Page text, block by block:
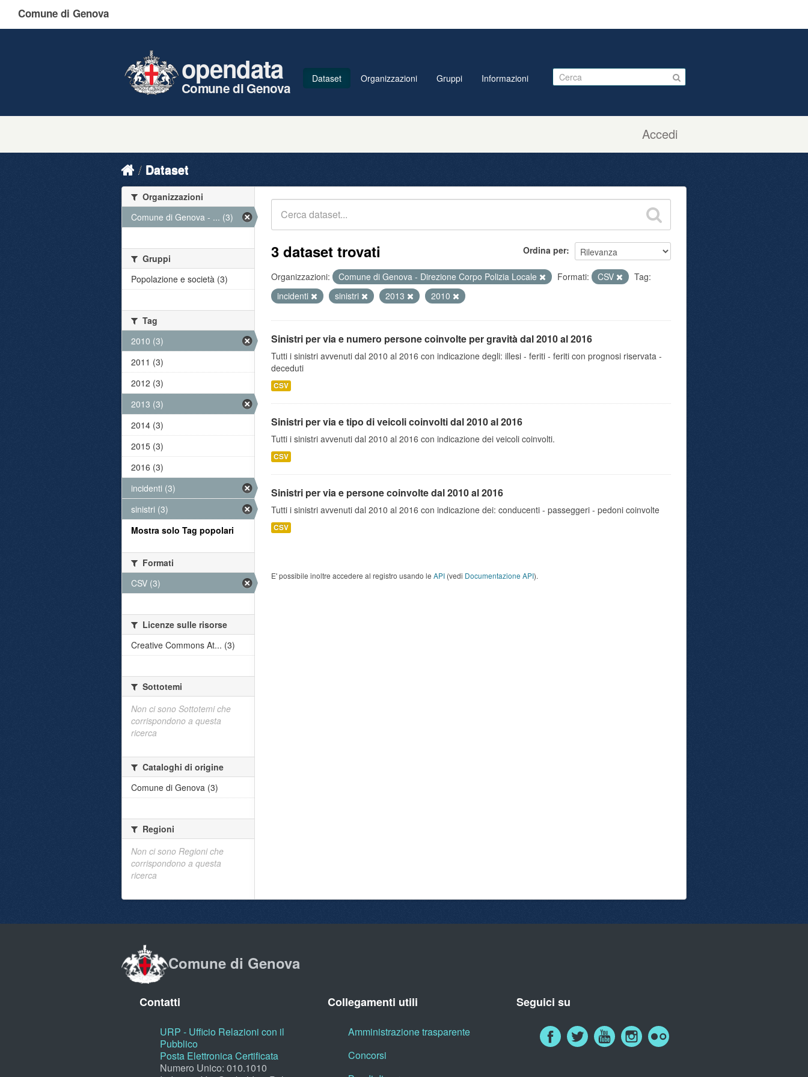
Comune di Genova
Accedi
opendata
Comune di Genova
Dataset Organizzazioni Gruppi Informazioni
Dataset
Ordina per
3 dataset trovati
Organizzazioni: Comune di Genova - Direzione Corpo Polizia Locale Formati: CSV
Tag:
incidenti
sinistri 2013 2010
Sinistri per via e numero persone coinvolte per gravità dal 2010 al 2016
Tutti i sinistri avvenuti dal 2010 al 2016 con indicazione degli: illesi - feriti - feriti con prognosi riservata -
deceduti
CSV
Sinistri per via e tipo di veicoli coinvolti dal 2010 al 2016
Tutti i sinistri avvenuti dal 2010 al 2016 con indicazione dei veicoli coinvolti.
CSV
Sinistri per via e persone coinvolte dal 2010 al 2016
Tutti i sinistri avvenuti dal 2010 al 2016 con indicazione dei: conducenti - passeggeri - pedoni coinvolte
CSV
E' possibile inoltre accedere al registro usando le API (vedi Documentazione API).
Organizzazioni
Comune di Genova - ... (3)
Gruppi
Popolazione e società (3)
Tag
2010 (3)
2011 (3)
2012 (3)
2013 (3)
2014 (3)
2015 (3)
2016 (3)
incidenti (3)
sinistri (3)
Mostra solo Tag popolari
Formati
CSV (3)
Licenze sulle risorse
Creative Commons At... (3)
Sottotemi
Non ci sono Sottotemi che
corrispondono a questa
ricerca
Cataloghi di origine
Comune di Genova (3)
Regioni
Non ci sono Regioni che
corrispondono a questa
ricerca
Comune di Genova
Contatti
URP - Ufficio Relazioni con il
Pubblico
Posta Elettronica Certificata
Numero Unico: 010.1010
Collegamenti utili
Amministrazione trasparente
Concorsi
Seguici su